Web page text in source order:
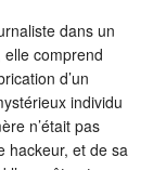
dans un
comprend
d’un
individu
n’était pas
hackeur, et de sa